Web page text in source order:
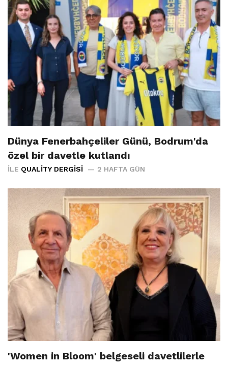
Dünya Fenerbahçeliler Günü, Bodrum'da
özel bir davetle kutlandı
İLE QUALITY DERGISI 2 HAFTA GÜN
'Women in Bloom' belgeseli davetlilerle